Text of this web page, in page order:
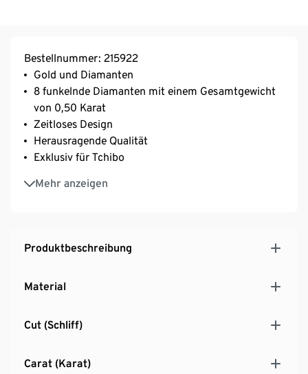
Bestellnummer: 215922
Gold und Diamanten
8 funkelnde Diamanten mit einem Gesamtgewicht
von 0,50 Karat
Zeitloses Design
Herausragende Qualität
Exklusiv für Tchibo
Mehr anzeigen
Nachhaltig durch den Einsatz von recyceltem Gold
Produktbeschreibung
Material
Cut (Schliff)
Carat (Karat)